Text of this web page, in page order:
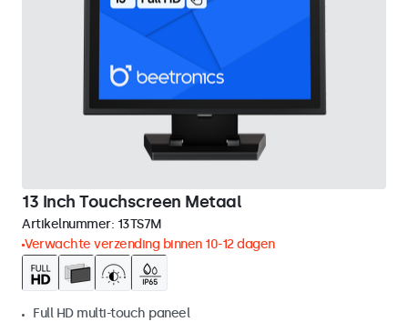
13 Inch Touchscreen Metaal
Artikelnummer: 13TS7M
Verwachte verzending binnen 10-12 dagen
Full HD multi-touch paneel